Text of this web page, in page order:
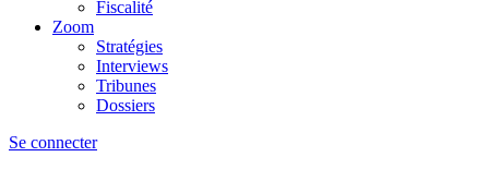
Fiscalité
Zoom
Stratégies
Interviews
Tribunes
Dossiers
Se connecter